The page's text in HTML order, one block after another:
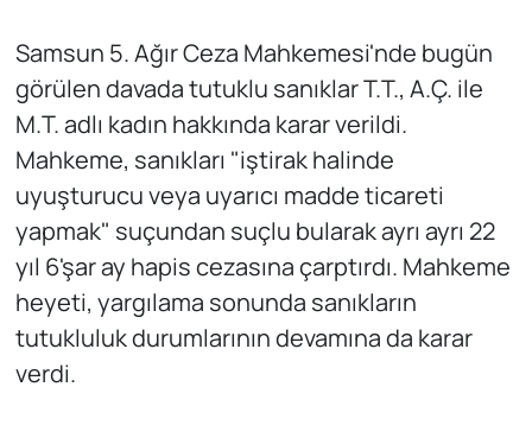
Samsun 5. Ağır Ceza Mahkemesi'nde bugün
görülen davada tutuklu sanıklar T.T., A.Ç. ile
M.T. adlı kadın hakkında karar verildi.
Mahkeme, sanıkları "iştirak halinde
uyuşturucu veya uyarıcı madde ticareti
yapmak" suçundan suçlu bularak ayrı ayrı 22
yıl 6'şar ay hapis cezasına çarptırdı. Mahkeme
heyeti, yargılama sonunda sanıkların
tutukluluk durumlarının devamına da karar
verdi.
Web Tv
Yerel